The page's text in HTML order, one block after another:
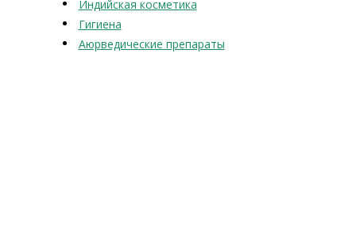
Индийская косметика
Гигиена
Аюрведические препараты